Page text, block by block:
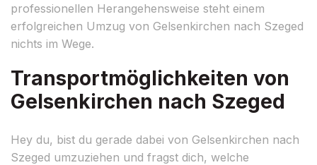
professionellen Herangehensweise steht einem
erfolgreichen Umzug von Gelsenkirchen nach Szeged
nichts im Wege.
Transportmöglichkeiten von
Gelsenkirchen nach Szeged
Hey du, bist du gerade dabei von Gelsenkirchen nach
Szeged umzuziehen und fragst dich, welche